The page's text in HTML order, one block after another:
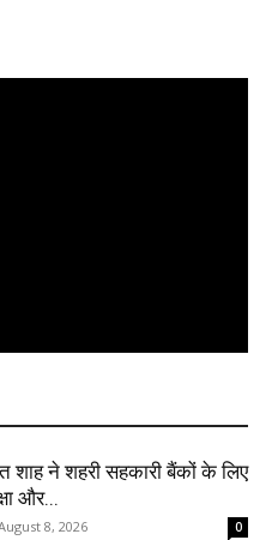
शाह ने शहरी सहकारी बैंकों के लिए
और...
8, 2026 0